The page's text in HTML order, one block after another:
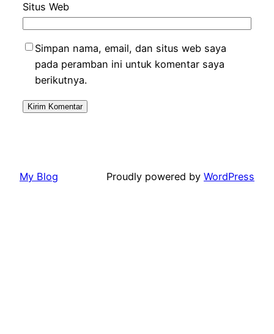
Situs Web
Simpan nama, email, dan situs web saya
pada peramban ini untuk komentar saya
berikutnya.
My Blog Proudly powered by WordPress